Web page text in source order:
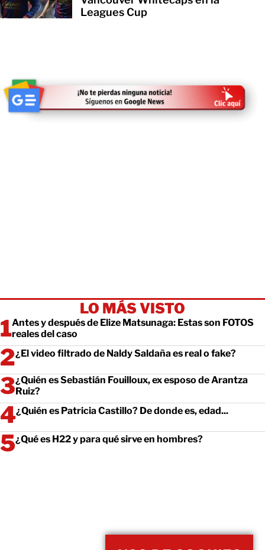
Leagues Cup
LO MÁS VISTO
Antes y después de Elize Matsunaga: Estas son FOTOS
reales del caso
¿El video filtrado de Naldy Saldaña es real o fake?
¿Quién es Sebastián Fouilloux, ex esposo de Arantza
Ruiz?
¿Quién es Patricia Castillo? De donde es, edad...
¿Qué es H22 y para qué sirve en hombres?